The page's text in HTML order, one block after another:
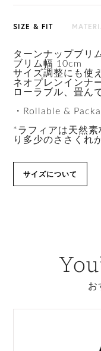
SIZE & FIT
ターンナップブリ
ブリム幅 10cm
サイズ調整にも使
ネオプレンインナ
ローラブル、畳ん
・Rollable &
*ラフィアは天然
り多少のささくれ
サイズについて
お